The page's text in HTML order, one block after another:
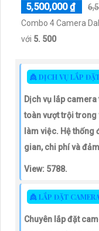
5,500,000 ₫
Combo 4 Camera
với 5. 500
👸 DỊCH VỤ LẮP
Dịch vụ lắp
toàn vượt trội trong
làm việc. Hệ thống
gian, chi phí và
View: 5788.
👸 LẮP ĐẶT
Chuyên lắp đặt